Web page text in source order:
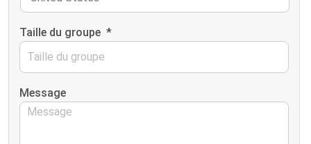
Taille du groupe *
Message